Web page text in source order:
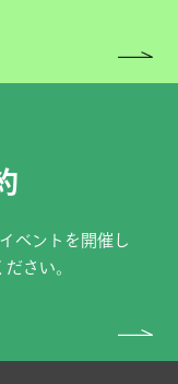
ベントを開催し
さい。